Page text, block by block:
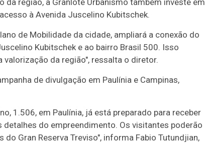
região, a Granlote Urbanismo também investe em
à Avenida Juscelino Kubitschek.
de Mobilidade da cidade, ampliará a conexão do
Kubitschek e ao bairro Brasil 500. Isso
da região", ressalta o diretor.
de divulgação em Paulínia e Campinas,
1.506, em Paulínia, já está preparado para receber
do empreendimento. Os visitantes poderão
Gran Reserva Treviso", informa Fabio Tutundjian,